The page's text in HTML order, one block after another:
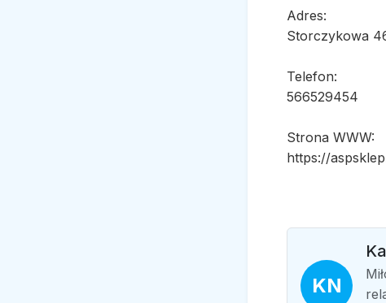
Adres:
Storczykowa
Telefon:
566529454
Strona WWW:
https://
KN